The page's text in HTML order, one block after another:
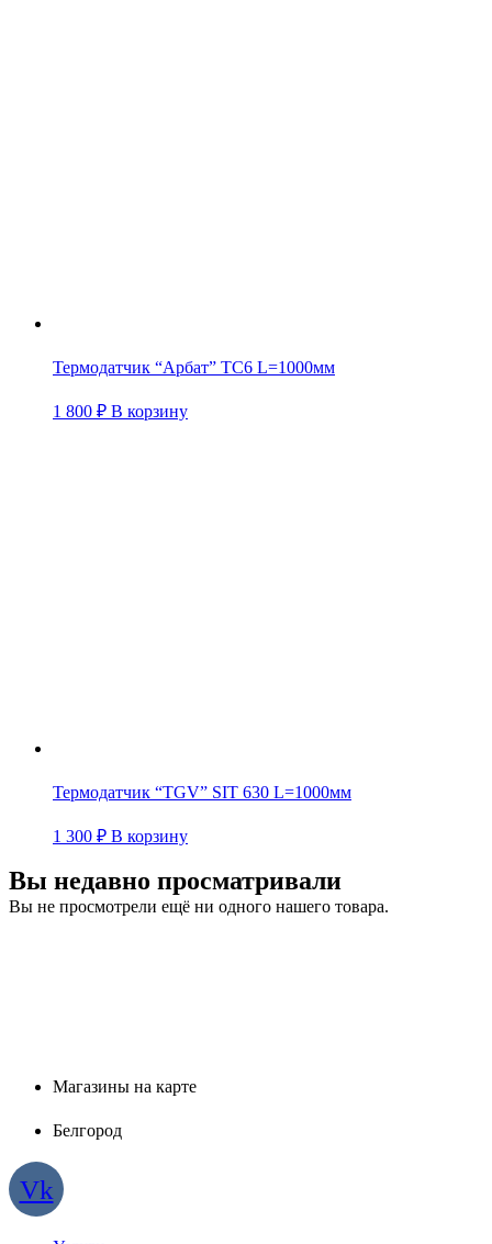
Термодатчик “Арбат” TC6 L=1000мм
1 800 ₽ В корзину
Термодатчик “TGV” SIT 630 L=1000мм
1 300 ₽ В корзину
Вы недавно просматривали
Вы не просмотрели ещё ни одного нашего товара.
Магазины на карте
Белгород
Vk